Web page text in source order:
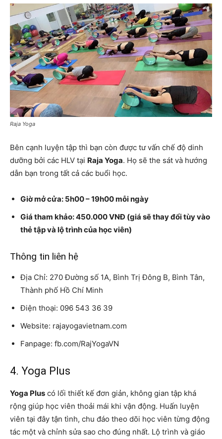
Raja Yoga
Bên cạnh luyện tập thì bạn còn được tư vấn chế độ dinh
dưỡng bởi các HLV tại Raja Yoga. Họ sẽ the sát và hướng
dẫn bạn trong tất cả các buổi học.
Giờ mở cửa: 5h00 – 19h00 mỗi ngày
Giá tham khảo: 450.000 VNĐ (giá sẽ thay đổi tùy vào
thẻ tập và lộ trình của học viên)
Thông tin liên hệ
Địa Chỉ: 270 Đường số 1A, Bình Trị Đông B, Bình Tân,
Thành phố Hồ Chí Minh
Điện thoại: 096 543 36 39
Website: rajayogavietnam.com
Fanpage: fb.com/RajYogaVN
4. Yoga Plus
Yoga Plus có lối thiết kế đơn giản, không gian tập khá
rộng giúp học viên thoải mái khi vận động. Huấn luyện
viên tại đây tận tình, chu đáo theo dõi học viên từng động
tác một và chỉnh sửa sao cho đúng nhất. Lộ trình và giáo